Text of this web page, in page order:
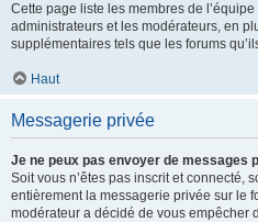
Cette page liste les membres de
administrateurs et les modérateurs, en
supplémentaires tels que les forums
Haut
Messagerie privée
Je ne peux pas envoyer de messages
Soit vous n’êtes pas inscrit et connecté,
entièrement la messagerie privée sur le
modérateur a décidé de vous empêcher